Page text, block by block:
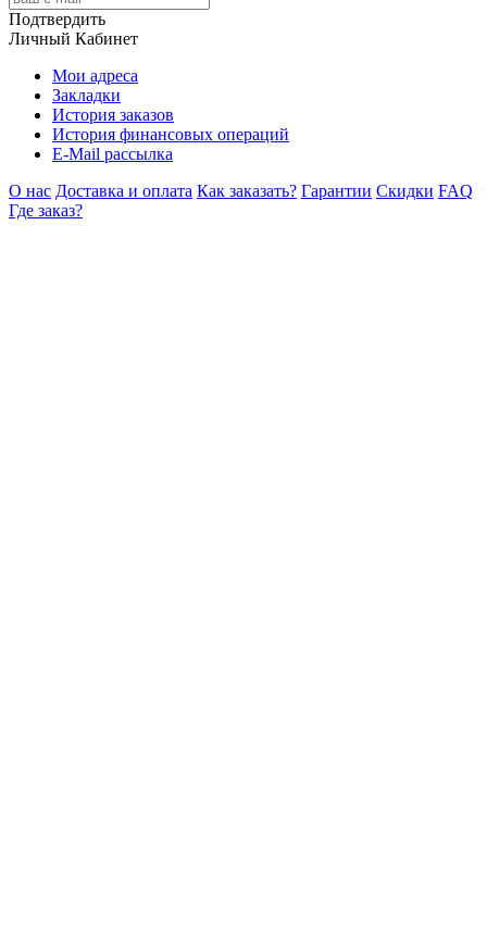
Подтвердить
Личный Кабинет
Мои адреса
Закладки
История заказов
История финансовых операций
E-Mail рассылка
О нас Доставка и оплата Как заказать? Гарантии Скидки FAQ
Где заказ?